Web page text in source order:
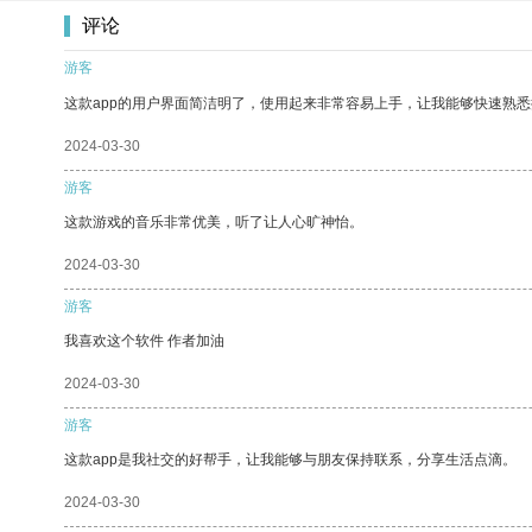
评论
游客
这款app的用户界面简洁明了，使用起来非常容易上手，让我能够快速熟
2024-03-30
游客
这款游戏的音乐非常优美，听了让人心旷神怡。
2024-03-30
游客
我喜欢这个软件 作者加油
2024-03-30
游客
这款app是我社交的好帮手，让我能够与朋友保持联系，分享生活点滴。
2024-03-30